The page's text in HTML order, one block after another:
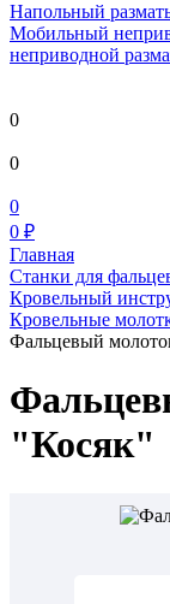
Напольный
Мобильный
неприводной
0
0
0
0 ₽
Главная
Станки для
Кровельный
Кровельные
Фальцевый
"Косяк"